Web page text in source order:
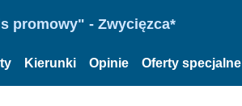
promowy" - Zwycięzca*
Kierunki Opinie Oferty specjalne